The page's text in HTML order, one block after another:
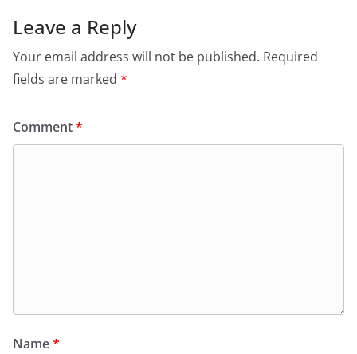
Leave a Reply
Your email address will not be published. Required
fields are marked *
Comment*
Name*